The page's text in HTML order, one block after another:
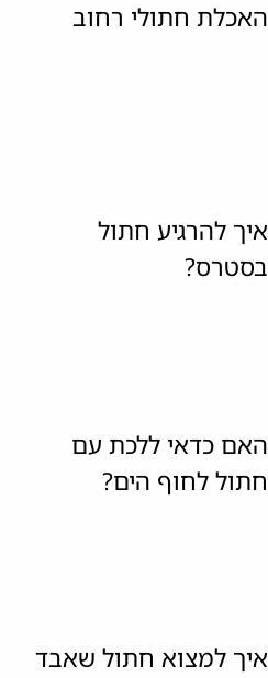
האכלת חתולי רחוב
איך להרגיע חתול
בסטרס?
האם כדאי ללכת עם
חתול לחוף הים?
איך למצוא חתול שאבד